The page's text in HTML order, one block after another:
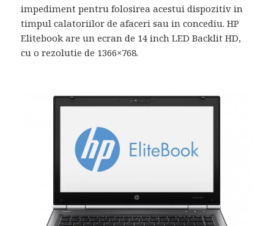
impediment pentru folosirea acestui dispozitiv in
timpul calatoriilor de afaceri sau in concediu. HP
Elitebook are un ecran de 14 inch LED Backlit HD,
cu o rezolutie de 1366×768.